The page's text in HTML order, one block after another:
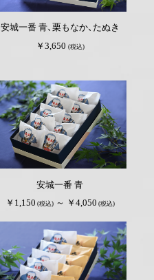
安城一番 青、栗もなか、たぬき
￥3,650 (税込)
安城一番 青
￥1,150 (税込)～ ￥4,050 (税込)